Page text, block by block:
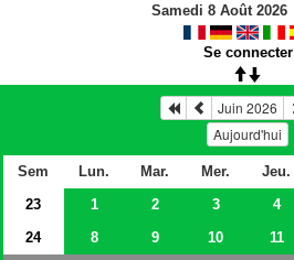
Samedi 8 Août 2026
Se connecter
Juin 2026
Aujourd'hui
Sem Lun. Mar. Mer. Jeu.
23
1 2 3 4
24
8 9 10 11